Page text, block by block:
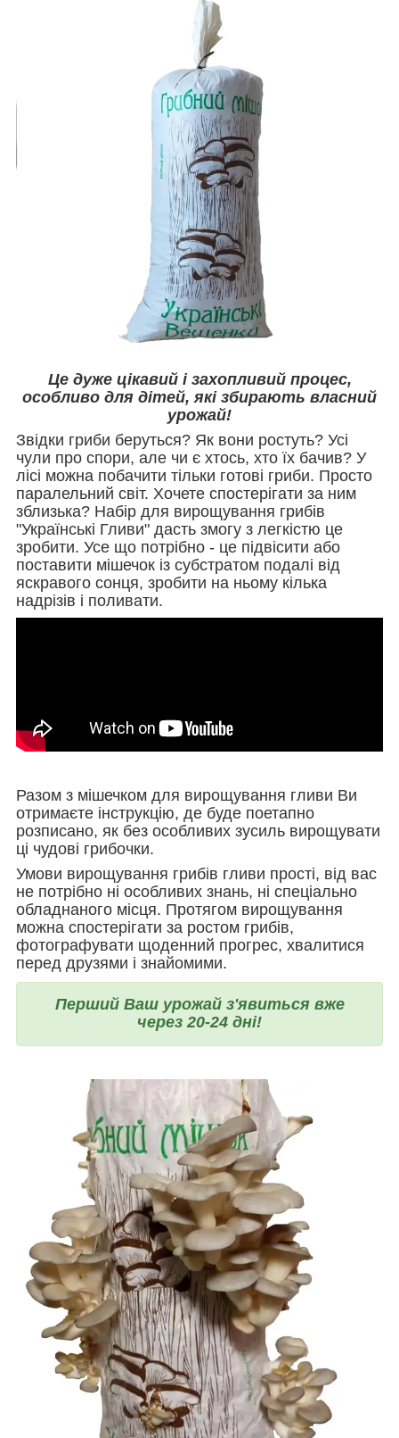
Це дуже цікавий і захопливий процес,
особливо для дітей, які збирають власний
урожай!
Звідки гриби беруться? Як вони ростуть? Усі
чули про спори, але чи є хтось, хто їх бачив? У
лісі можна побачити тільки готові гриби. Просто
паралельний світ. Хочете спостерігати за ним
зблизька? Набір для вирощування грибів
"Українські Гливи" дасть змогу з легкістю це
зробити. Усе що потрібно - це підвісити або
поставити мішечок із субстратом подалі від
яскравого сонця, зробити на ньому кілька
надрізів і поливати.
Разом з мішечком для вирощування гливи Ви
отримаєте інструкцію, де буде поетапно
розписано, як без особливих зусиль вирощувати
ці чудові грибочки.
Умови вирощування грибів гливи прості, від вас
не потрібно ні особливих знань, ні спеціально
обладнаного місця. Протягом вирощування
можна спостерігати за ростом грибів,
фотографувати щоденний прогрес, хвалитися
перед друзями і знайомими.
Перший Ваш урожай з'явиться вже
через 20-24 дні!